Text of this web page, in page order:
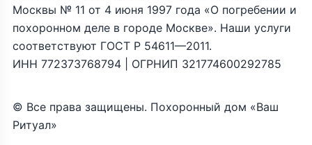
© Все права защищены. Похоронный дом «Ваш
Ритуал»
Москвы № 11 от 4 июня 1997 года «О погребении и
похоронном деле в городе Москве». Наши услуги
соответствуют ГОСТ Р 54611—2011.
ИНН 772373768794 | ОГРНИП 321774600292785